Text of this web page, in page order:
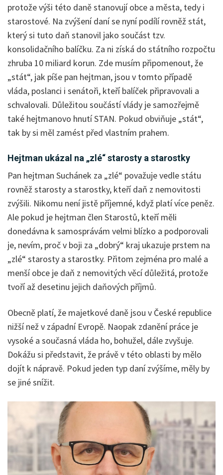
protože výši této daně stanovují obce a města, tedy i
starostové. Na zvýšení daní se nyní podílí rovněž stát,
který si tuto daň stanovil jako součást tzv.
konsolidačního balíčku. Za ni získá do státního rozpočtu
zhruba 10 miliard korun. Zde musím připomenout, že
„stát“, jak píše pan hejtman, jsou v tomto případě
vláda, poslanci i senátoři, kteří balíček připravovali a
schvalovali. Důležitou součástí vlády je samozřejmě
také hejtmanovo hnutí STAN. Pokud obviňuje „stát“,
tak by si měl zamést před vlastním prahem.
Hejtman ukázal na „zlé“ starosty a starostky
Pan hejtman Suchánek za „zlé“ považuje vedle státu
rovněž starosty a starostky, kteří daň z nemovitosti
zvýšili. Nikomu není jistě příjemné, když platí více peněz.
Ale pokud je hejtman člen Starostů, kteří měli
donedávna k samosprávám velmi blízko a podporovali
je, nevím, proč v boji za „dobrý“ kraj ukazuje prstem na
„zlé“ starosty a starostky. Přitom zejména pro malé a
menší obce je daň z nemovitých věcí důležitá, protože
tvoří až desetinu jejich daňových příjmů.
Obecně platí, že majetkové daně jsou v České republice
nižší než v západní Evropě. Naopak zdanění práce je
vysoké a současná vláda ho, bohužel, dále zvyšuje.
Dokážu si představit, že právě v této oblasti by mělo
dojít k nápravě. Pokud jeden typ daní zvýšíme, měly by
se jiné snížit.